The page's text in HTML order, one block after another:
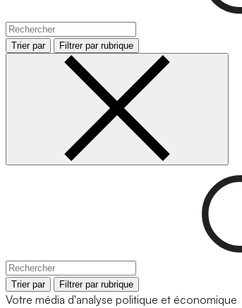
Trier par Filtrer par rubrique
Trier par Filtrer par rubrique
Votre média d'analyse politique et économique